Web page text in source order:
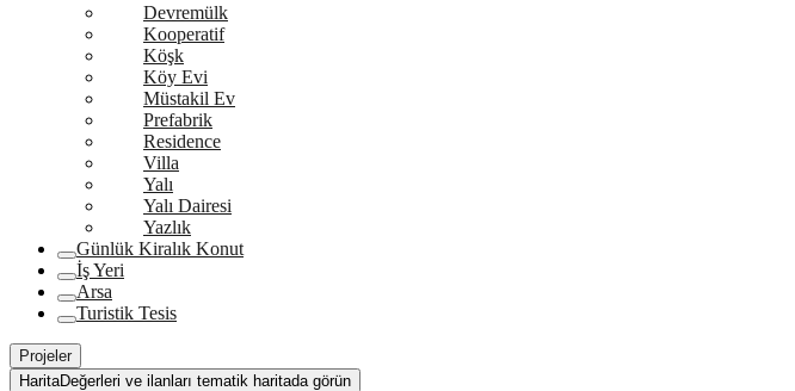
Devremülk
Kooperatif
Köşk
Köy Evi
Müstakil Ev
Prefabrik
Residence
Villa
Yalı
Yalı Dairesi
Yazlık
Günlük Kiralık Konut
İş Yeri
Arsa
Turistik Tesis
Projeler
HaritaDeğerleri ve ilanları tematik haritada görün